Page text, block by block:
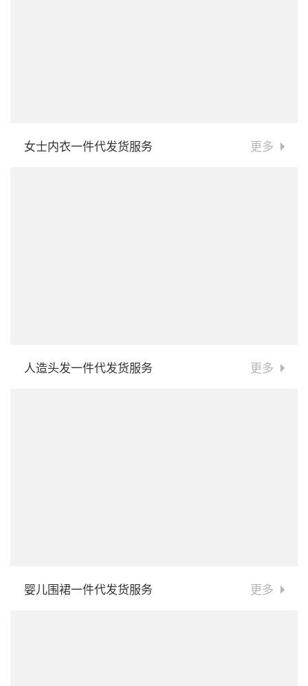
女士内衣一件代发货服务 更多
人造头发一件代发货服务 更多
婴儿围裙一件代发货服务 更多